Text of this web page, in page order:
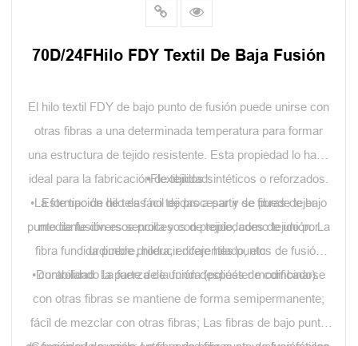
70D/24FHilo FDY Textil De Baja Fusión
El hilo textil FDY de bajo punto de fusión puede unirse con
otras fibras a una determinada temperatura para formar
una estructura de tejido resistente. Esta propiedad lo hace
ideal para la fabricación de tejidos sintéticos o reforzados.
Este tipo de hilo es fácil de procesar y se puede tejer
mediante diversos procesos de tejido, como tejido por
urdimbre, hilera, encaje hilado, etc.
•Flexibilidad.
•La formación de telas no tejidas a partir de fibras de bajo
punto de fusión es sencilla y con propiedades de unión. La
fibra fundida puede producir diferentes puntos de fusión
controlando la parte de la funda (poliéster modificado).
•Durabilidad: La fuerza de unión después de combinarse
con otras fibras se mantiene de forma semipermanente;
fácil de mezclar con otras fibras; Las fibras de bajo punto